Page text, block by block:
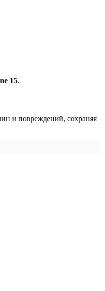
15.
и повреждений, сохраняя